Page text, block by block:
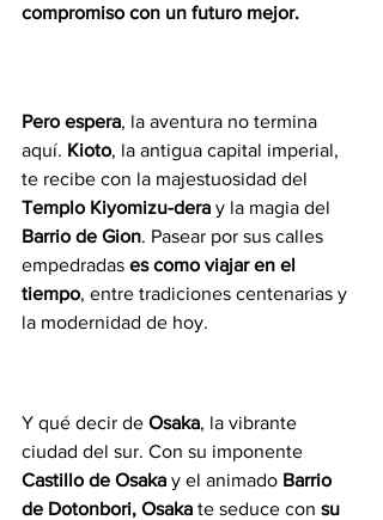
compromiso con un futuro mejor.
Pero espera, la aventura no termina
aquí. Kioto, la antigua capital imperial,
te recibe con la majestuosidad del
Templo Kiyomizu-dera y la magia del
Barrio de Gion. Pasear por sus calles
empedradas es como viajar en el
tiempo, entre tradiciones centenarias y
la modernidad de hoy.
Y qué decir de Osaka, la vibrante
ciudad del sur. Con su imponente
Castillo de Osaka y el animado Barrio
de Dotonbori, Osaka te seduce con su